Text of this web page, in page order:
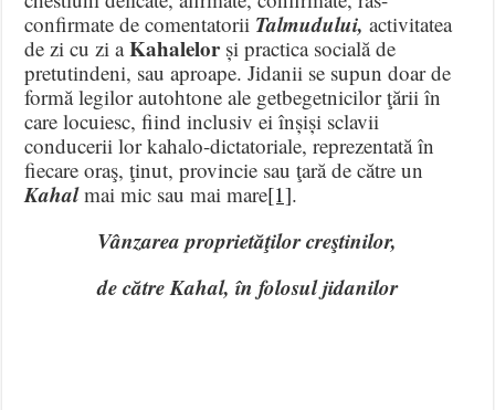
confirmate de comentatorii Talmudului, activitatea
de zi cu zi aKahalelorși practica socială de
pretutindeni, sau aproape. Jidanii se supun doar de
formă legilor autohtone ale getbegetnicilor ţării în
care locuiesc, fiind inclusiv ei înșiși sclavii
conducerii lor kahalo-dictatoriale, reprezentată în
fiecare oraş, ţinut, provincie sau ţară de către un
Kahalmai mic sau mai mare[1].
Vânzarea proprietăţilor creştinilor,
de către Kahal, în folosul jidanilor